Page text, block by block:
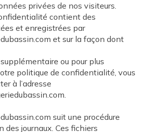
privées de nos visiteurs.
contient des
et enregistrées par
et sur la façon dont
ou pour plus
politique de confidentialité, vous
à l’adresse
suit une procédure
des journaux. Ces fichiers